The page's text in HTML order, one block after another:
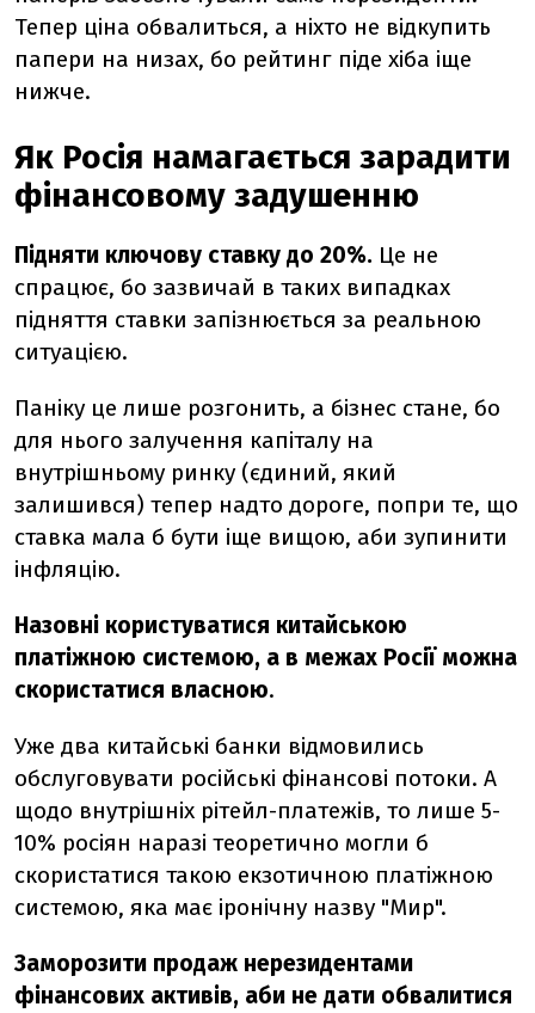
Тепер ціна обвалиться, а ніхто не відкупить
папери на низах, бо рейтинг піде хіба іще
нижче.
Як Росія намагається зарадити
фінансовому задушенню
Підняти ключову ставку до 20%. Це не
спрацює, бо зазвичай в таких випадках
підняття ставки запізнюється за реальною
ситуацією.
Паніку це лише розгонить, а бізнес стане, бо
для нього залучення капіталу на
внутрішньому ринку (єдиний, який
залишився) тепер надто дороге, попри те, що
ставка мала б бути іще вищою, аби зупинити
інфляцію.
Назовні користуватися китайською
платіжною системою, а в межах Росії можна
скористатися власною.
Уже два китайські банки відмовились
обслуговувати російські фінансові потоки. А
щодо внутрішніх рітейл-платежів, то лише 5-
10% росіян наразі теоретично могли б
скористатися такою екзотичною платіжною
системою, яка має іронічну назву "Мир".
Заморозити продаж нерезидентами
фінансових активів, аби не дати обвалитися